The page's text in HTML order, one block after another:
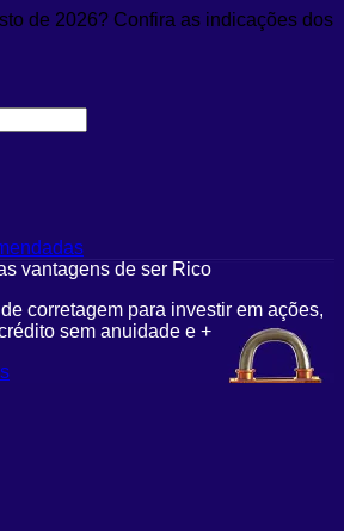
de 2026? Confira as indicações dos
vantagens de ser Rico
corretagem para investir em ações,
sem anuidade e +